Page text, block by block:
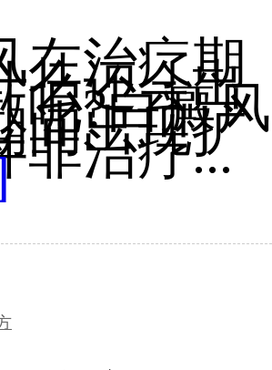
在治疗期
么还会出
呢?白癜风
间出现扩
非治疗...